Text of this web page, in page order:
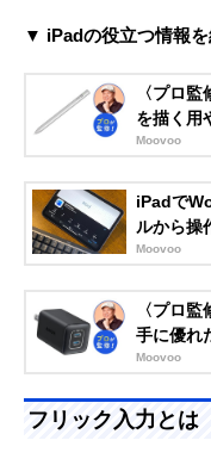
▼ iPadの役立つ情報
〈プロ
を描く用
Moovoo
iPadで
ルから操
Moovoo
〈プロ
手に優れ
Moovoo
フリック入力とは